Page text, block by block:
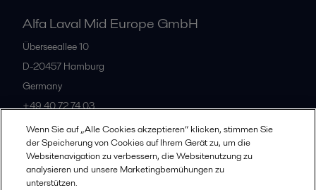
Alfa Laval Mid Europe GmbH
Überseeallee 10
D-20457 Hamburg
Germany
+49 40 72 74 03
Alle Büros
Wenn Sie auf „Alle Cookies akzeptieren“ klicken, stimmen Sie
der Speicherung von Cookies auf Ihrem Gerät zu, um die
Websitenavigation zu verbessern, die Websitenutzung zu
analysieren und unsere Marketingbemühungen zu
unterstützen.